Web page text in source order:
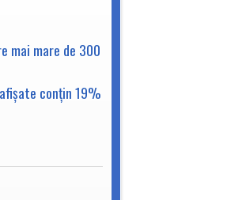
mai mare de 300
conţin 19%